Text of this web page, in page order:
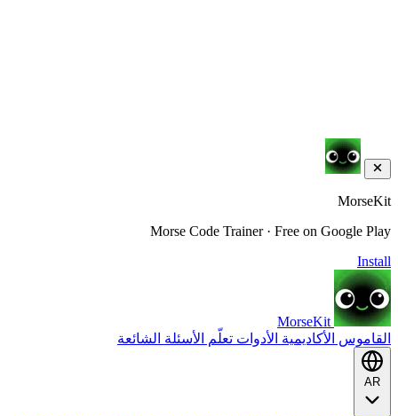
MorseKit
Morse Code Trainer · Free on Google Play
Install
MorseKit
القاموس الأكاديمية الأدوات تعلّم الأسئلة الشائعة
AR